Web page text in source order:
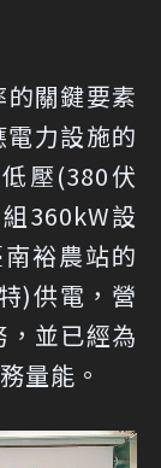
關鍵要素
力設施的
壓(380伏
360kW設
裕農站的
)供電，營
並已經為
量能。